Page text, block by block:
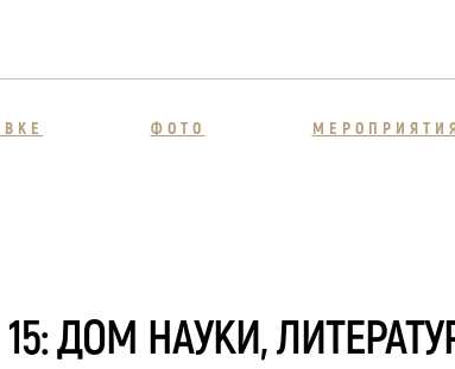
ФОТО
ДОМ НАУКИ,